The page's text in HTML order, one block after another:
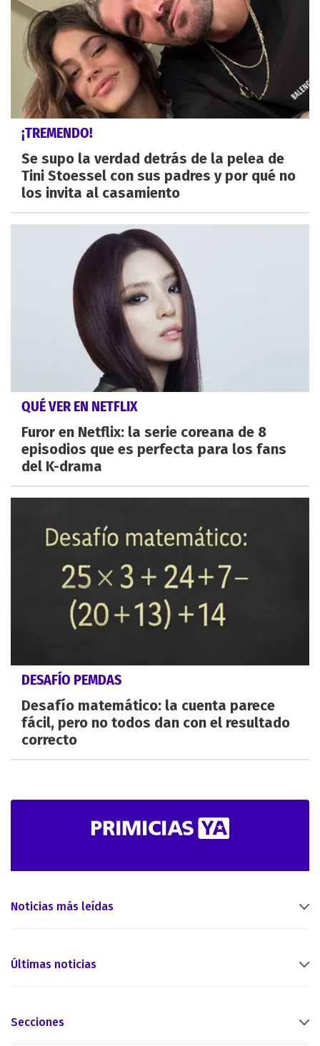
¡TREMENDO!
Se supo la verdad detrás de la pelea de
Tini Stoessel con sus padres y por qué no
los invita al casamiento
QUÉ VER EN NETFLIX
Furor en Netflix: la serie coreana de 8
episodios que es perfecta para los fans
del K-drama
DESAFÍO PEMDAS
Desafío matemático: la cuenta parece
fácil, pero no todos dan con el resultado
correcto
Noticias más leídas
Últimas noticias
Secciones